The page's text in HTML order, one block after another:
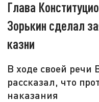
Глава
Зорькин сделал
казни
В ходе своей речи
рассказал, что
наказания